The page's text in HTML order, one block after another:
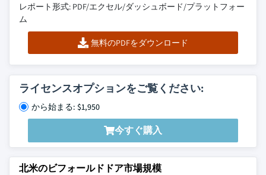
レポート形式: PDF/エクセル/ダッシュボード/プラットフォー
ム
無料のPDFをダウンロード
ライセンスオプションをご覧ください:
から始まる: $1,950
今すぐ購入
北米のビフォールドドア市場規模